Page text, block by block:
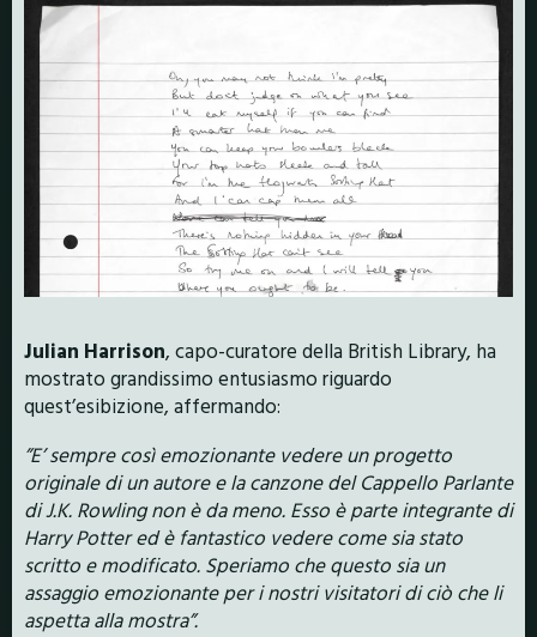
Julian Harrison, capo-curatore della British Library, ha
mostrato grandissimo entusiasmo riguardo
quest’esibizione, affermando:
”E’ sempre così emozionante vedere un progetto
originale di un autore e la canzone del Cappello Parlante
di J.K. Rowling non è da meno. Esso è parte integrante di
Harry Potter ed è fantastico vedere come sia stato
scritto e modificato. Speriamo che questo sia un
assaggio emozionante per i nostri visitatori di ciò che li
aspetta alla mostra”.